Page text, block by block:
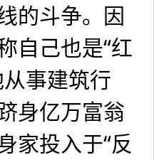
的斗争。因
自己也是“红
事建筑行
身亿万富翁
家投入于“反